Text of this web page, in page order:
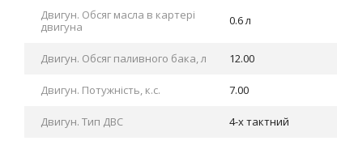
Двигун. Обсяг масла в картері
двигуна
0.6 л
Двигун. Обсяг паливного бака, л 12.00
Двигун. Потужність, к.с. 7.00
Двигун. Тип ДВС 4-х тактний